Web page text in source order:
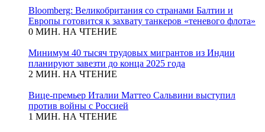
Bloomberg: Великобритания со странами Балтии и
Европы готовится к захвату танкеров «теневого флота»
0 МИН. НА ЧТЕНИЕ
Минимум 40 тысяч трудовых мигрантов из Индии
планируют завезти до конца 2025 года
2 МИН. НА ЧТЕНИЕ
Вице-премьер Италии Маттео Сальвини выступил
против войны с Россией
1 МИН. НА ЧТЕНИЕ